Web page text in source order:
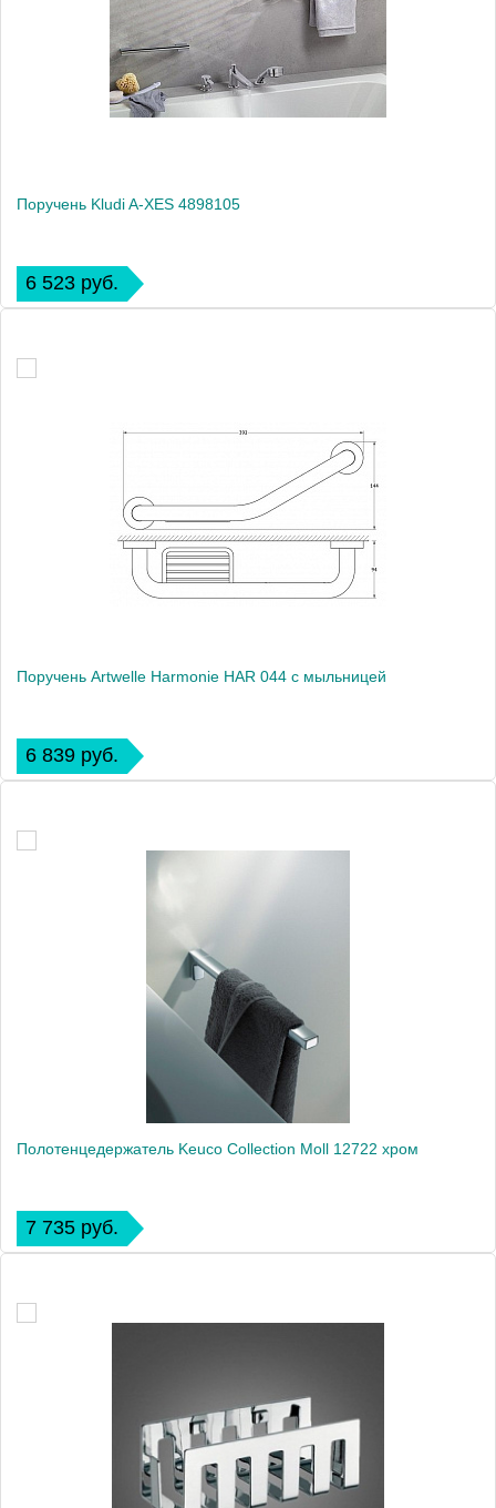
Поручень Kludi A-XES 4898105
6 523 руб.
Поручень Artwelle Harmonie HAR 044 с мыльницей
6 839 руб.
Полотенцедержатель Keuco Collection Moll 12722 хром
7 735 руб.